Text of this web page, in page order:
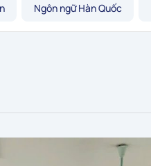
Ngôn ngữ Hàn Quốc